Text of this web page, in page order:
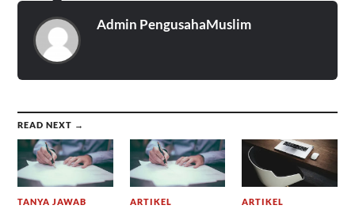
Admin PengusahaMuslim
READ NEXT →
TANYA JAWAB
ARTIKEL ARTIKEL